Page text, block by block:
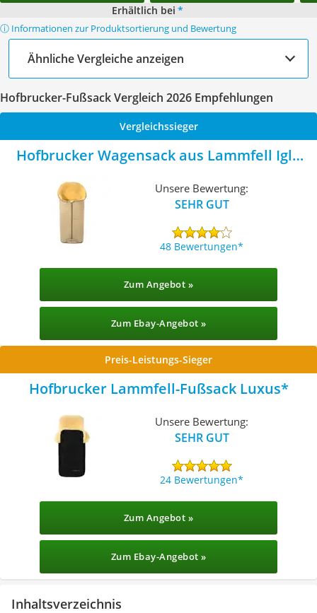
Erhältlich bei *
ⓘ Informationen zur Produktsortierung und Bewertung
Ähnliche Vergleiche anzeigen
Hofbrucker-Fußsack Vergleich 2026 Empfehlungen
Vergleichssieger
Hofbrucker Wagensack aus Lammfell Iglu
Unsere Bewertung:
SEHR GUT
48 Bewertungen
Zum Angebot »
Zum Ebay-Angebot »
Preis-Leistungs-Sieger
Hofbrucker Lammfell-Fußsack Luxus
Unsere Bewertung:
SEHR GUT
24 Bewertungen
Zum Angebot »
Zum Ebay-Angebot »
Inhaltsverzeichnis